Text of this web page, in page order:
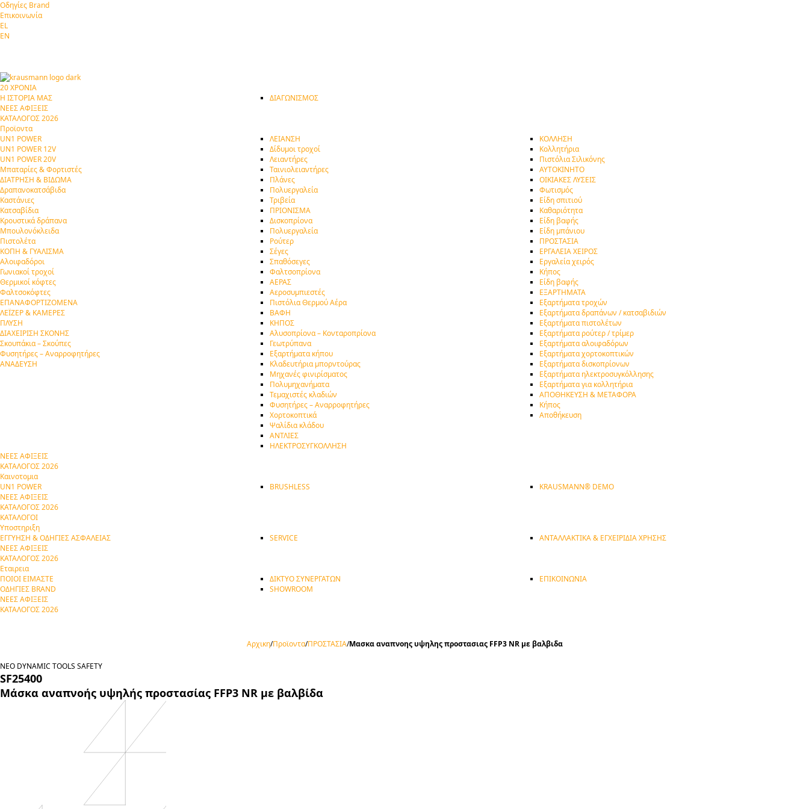
Οδηγίες Brand
Επικοινωνία
EL
EN
20 ΧΡΟΝΙΑ
Η ΙΣΤΟΡΙΑ ΜΑΣ
ΔΙΑΓΩΝΙΣΜΟΣ
ΝΕΕΣ ΑΦΙΞΕΙΣ
ΚΑΤΑΛΟΓΟΣ 2026
Προϊοντα
UN1 POWER
UN1 POWER 12V
UN1 POWER 20V
Μπαταρίες & Φορτιστές
ΔΙΑΤΡΗΣΗ & ΒΙΔΩΜΑ
Δραπανοκατσάβιδα
Καστάνιες
Κατσαβίδια
Κρουστικά δράπανα
Μπουλονόκλειδα
Πιστολέτα
ΚΟΠΗ & ΓΥΑΛΙΣΜΑ
Αλοιφαδόροι
Γωνιακοί τροχοί
Θερμικοί κόφτες
Φαλτσοκόφτες
ΕΠΑΝΑΦΟΡΤΙΖΟΜΕΝΑ
ΛΕΪΖΕΡ & ΚΑΜΕΡΕΣ
ΠΛΥΣΗ
ΔΙΑΧΕΙΡΙΣΗ ΣΚΟΝΗΣ
Σκουπάκια – Σκούπες
Φυσητήρες – Αναρροφητήρες
ΑΝΑΔΕΥΣΗ
ΛΕΙΑΝΣΗ
Δίδυμοι τροχοί
Λειαντήρες
Ταινιολειαντήρες
Πλάνες
Πολυεργαλεία
Τριβεία
ΠΡΙΟΝΙΣΜΑ
Δισκοπρίονα
Πολυεργαλεία
Ρούτερ
Σέγες
Σπαθόσεγες
Φαλτσοπρίονα
ΑΕΡΑΣ
Αεροσυμπιεστές
Πιστόλια Θερμού Αέρα
ΒΑΦΗ
ΚΗΠΟΣ
Αλυσοπρίονα – Κονταροπρίονα
Γεωτρύπανα
Εξαρτήματα κήπου
Κλαδευτήρια μπορντούρας
Μηχανές φινιρίσματος
Πολυμηχανήματα
Τεμαχιστές κλαδιών
Φυσητήρες – Αναρροφητήρες
Χορτοκοπτικά
Ψαλίδια κλάδου
ΑΝΤΛΙΕΣ
ΗΛΕΚΤΡΟΣΥΓΚΟΛΛΗΣΗ
ΚΟΛΛΗΣΗ
Κολλητήρια
Πιστόλια Σιλικόνης
ΑΥΤΟΚΙΝΗΤΟ
ΟΙΚΙΑΚΕΣ ΛΥΣΕΙΣ
Φωτισμός
Είδη σπιτιού
Καθαριότητα
Είδη βαφής
Είδη μπάνιου
ΠΡΟΣΤΑΣΙΑ
ΕΡΓΑΛΕΙΑ ΧΕΙΡΟΣ
Εργαλεία χειρός
Κήπος
Είδη βαφής
ΕΞΑΡΤΗΜΑΤΑ
Εξαρτήματα τροχών
Εξαρτήματα δραπάνων / κατσαβιδιών
Εξαρτήματα πιστολέτων
Εξαρτήματα ρούτερ / τρίμερ
Εξαρτήματα αλοιφαδόρων
Εξαρτήματα χορτοκοπτικών
Εξαρτήματα δισκοπρίονων
Εξαρτήματα ηλεκτροσυγκόλλησης
Εξαρτήματα για κολλητήρια
ΑΠΟΘΗΚΕΥΣΗ & ΜΕΤΑΦΟΡΑ
Κήπος
Αποθήκευση
ΝΕΕΣ ΑΦΙΞΕΙΣ
ΚΑΤΑΛΟΓΟΣ 2026
Καινοτομια
UN1 POWER
BRUSHLESS
KRAUSMANN® DEMO
ΝΕΕΣ ΑΦΙΞΕΙΣ
ΚΑΤΑΛΟΓΟΣ 2026
ΚΑΤΑΛΟΓΟΙ
Υποστηριξη
ΕΓΓΥΗΣΗ & ΟΔΗΓΙΕΣ ΑΣΦΑΛΕΙΑΣ
SERVICE
ΑΝΤΑΛΛΑΚΤΙΚΑ & ΕΓΧΕΙΡΙΔΙΑ ΧΡΗΣΗΣ
ΝΕΕΣ ΑΦΙΞΕΙΣ
ΚΑΤΑΛΟΓΟΣ 2026
Εταιρεια
ΠΟΙΟΙ ΕΙΜΑΣΤΕ
ΟΔΗΓΙΕΣ BRAND
ΔΙΚΤΥΟ ΣΥΝΕΡΓΑΤΩΝ
SHOWROOM
ΕΠΙΚΟΙΝΩΝΙΑ
ΝΕΕΣ ΑΦΙΞΕΙΣ
ΚΑΤΑΛΟΓΟΣ 2026
Αρχικη/Προϊοντα/ΠΡΟΣΤΑΣΙΑ/Μασκα αναπνοης υψηλης προστασιας FFP3 NR με βαλβιδα
ΝΕΟ DYNAMIC TOOLS SAFETY
SF25400
Μάσκα αναπνοής υψηλής προστασίας FFP3 NR με βαλβίδα